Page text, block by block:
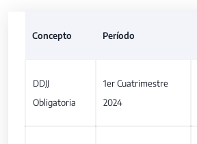
Concepto Período
DDJJ
Obligatoria
1er Cuatrimestre
2024